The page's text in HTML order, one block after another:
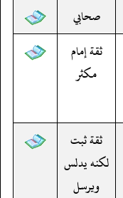
صحابي
ثقة إمام
مكثر
ثقة ثبت
لكنه يدلس
ويرسل